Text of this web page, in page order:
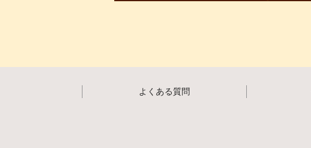
よくある質問